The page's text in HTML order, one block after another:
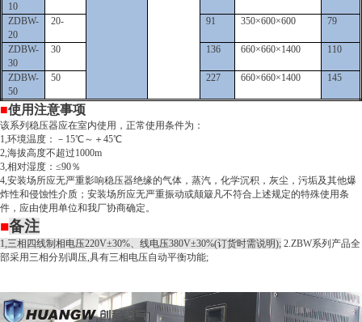
10
ZDBW-
20
20- 91 350×600×600 79
ZDBW-
30
30 136 660×660×1400 110
ZDBW-
50
50 227 660×660×1400 145
■使用注意事项
该系列稳压器应在室内使用，正常使用条件为：
1,环境温度：－15℃～＋45℃
2,海拔高度不超过1000m
3,相对湿度： ≤90％
4,安装场所应无严重影响稳压器绝缘的气体，蒸汽，化学沉积，灰尘，污垢及其他爆
炸性和侵蚀性介质；安装场所应无严重振动或颠簸凡不符合上述规定的特殊使用条
件，应由使用单位和我厂协商确定。
■备注
1,三相四线制相电压220V±30%、线电压380V±30%(订货时需说明); 2.ZBW系列产品全
部采用三相分别调压,具有三相电压自动平衡功能;